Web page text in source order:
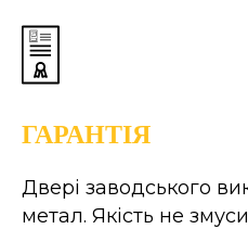
ГАРАНТІЯ
Двері заводського
метал. Якість не